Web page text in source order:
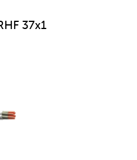
37х1